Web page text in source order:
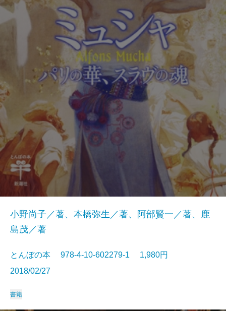
小野尚子／著、本橋弥生／著、阿部賢一／著、鹿
島茂／著
とんぼの本 978-4-10-602279-1 1,980円
2018/02/27
書籍